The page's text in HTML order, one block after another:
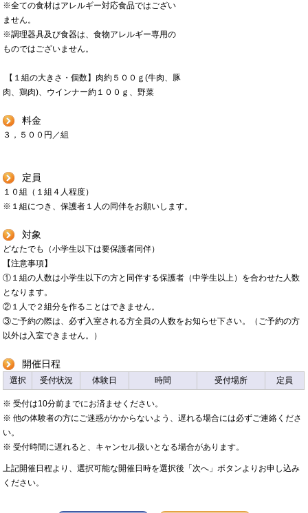
※全ての食材はアレルギー対応食品ではござい
ません。
※調理器具及び食器は、食物アレルギー専用の
ものではございません。
【１組の大きさ・個数】肉約５００ｇ(牛肉、豚
肉、鶏肉)、ウインナー約１００ｇ、野菜
料金
３，５００円／組
定員
１０組（１組４人程度）
※１組につき、保護者１人の同伴をお願いします。
対象
どなたでも（小学生以下は要保護者同伴）
【注意事項】
①１組の人数は小学生以下の方と同伴する保護者（中学生以上）を合わせた人数
となります。
②１人で２組分を作ることはできません。
③ご予約の際は、必ず入室される方全員の人数をお知らせ下さい。（ご予約の方
以外は入室できません。）
開催日程
選択 受付状況 体験日 時間 受付場所 定員
※ 受付は10分前までにお済ませください。
※ 他の体験者の方にご迷惑がかからないよう、遅れる場合には必ずご連絡くださ
い。
※ 受付時間に遅れると、キャンセル扱いとなる場合があります。
上記開催日程より、選択可能な開催日時を選択後「次へ」ボタンよりお申し込み
ください。